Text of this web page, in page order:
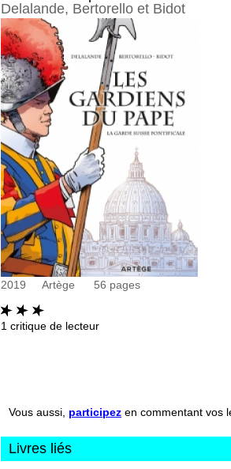
Delalande, Bertorello et Bidot
2019 Artège 56 pages
1 critique de lecteur
Vous aussi, participez en commentant vos
Livres liés